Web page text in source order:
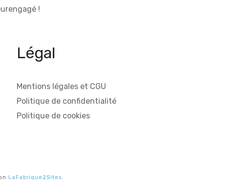
!
Légal
Mentions légales et CGU
Politique de confidentialité
Politique de cookies
LaFabrique2Sites.